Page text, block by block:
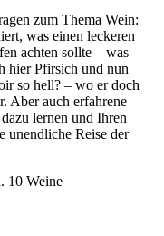
zum Thema Wein:
was einen leckeren
achten sollte – was
hier Pfirsich und nun
so hell? – wo er doch
Aber auch erfahrene
lernen und Ihren
unendliche Reise der
10 Weine